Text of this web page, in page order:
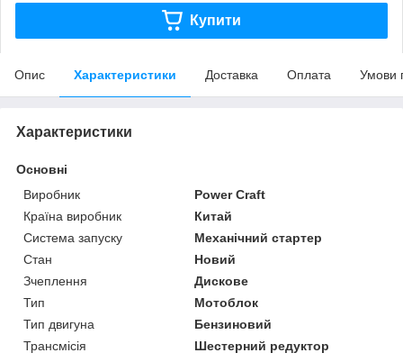
Купити
Опис Характеристики Доставка Оплата Умови
Характеристики
Основні
Виробник
Power Craft
Країна виробник
Китай
Система запуску
Механічний стартер
Стан
Новий
Зчеплення
Дискове
Тип
Мотоблок
Тип двигуна
Бензиновий
Трансмісія
Шестерний редуктор